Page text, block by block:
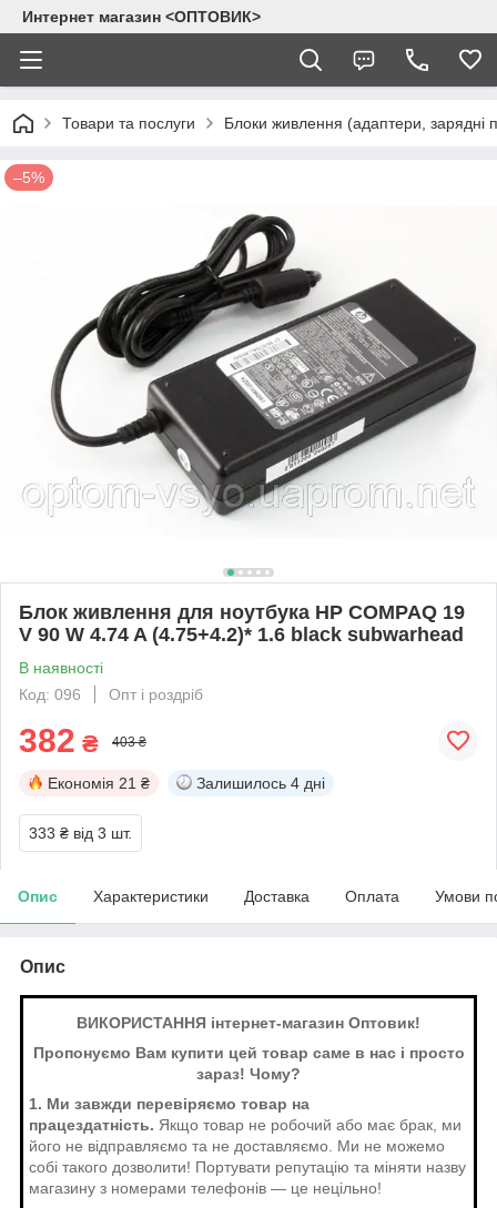
Интернет магазин <ОПТОВИК>
Товари та послуги Блоки живлення (адаптери, зарядні
–5%
Блок живлення для ноутбука HP COMPAQ 19
V 90 W 4.74 A (4.75+4.2)* 1.6 black subwarhead
В наявності
Код: 096
Опт і роздріб
382 ₴ 403 ₴
Економія 21 ₴ Залишилось 4 дні
333 ₴ від 3 шт.
Опис Характеристики Доставка Оплата Умови
Опис
ВИКОРИСТАННЯ інтернет-магазин Оптовик!
Пропонуємо Вам купити цей товар саме в нас і просто
зараз! Чому?
1. Ми завжди перевіряємо товар на
працездатність. Якщо товар не робочий або має брак, ми
його не відправляємо та не доставляємо. Ми не можемо
собі такого дозволити! Портувати репутацію та міняти назву
магазину з номерами телефонів — це нецільно!